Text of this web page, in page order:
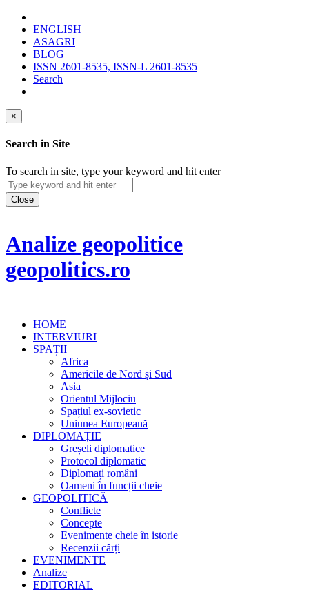
ENGLISH
ASAGRI
BLOG
ISSN 2601-8535, ISSN-L 2601-8535
Search
×
Search in Site
To search in site, type your keyword and hit enter
Close
Analize geopolitice
geopolitics.ro
HOME
INTERVIURI
SPAȚII
Africa
Americile de Nord și Sud
Asia
Orientul Mijlociu
Spațiul ex-sovietic
Uniunea Europeană
DIPLOMAȚIE
Greșeli diplomatice
Protocol diplomatic
Diplomați români
Oameni în funcții cheie
GEOPOLITICĂ
Conflicte
Concepte
Evenimente cheie în istorie
Recenzii cărți
EVENIMENTE
Analize
EDITORIAL